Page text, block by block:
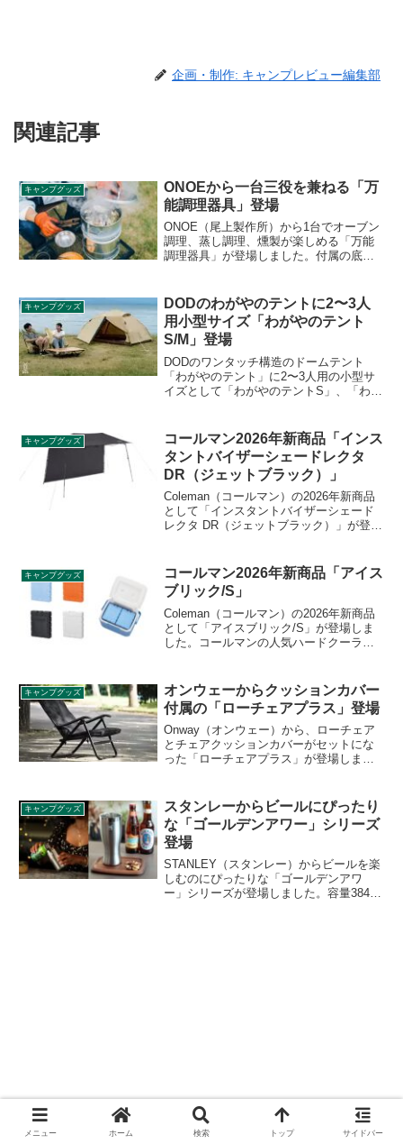
企画・制作: キャンプレビュー編集部
関連記事
キャンプグッズ
ONOEから一台三役を兼ねる「万
能調理器具」登場
ONOE（尾上製作所）から1台でオーブン
調理、蒸し調理、燻製が楽しめる「万能
調理器具」が登場しました。付属の底板
具です。詳細をレビューします。
キャンプグッズ
DODのわがやのテントに2〜3人
用小型サイズ「わがやのテント
S/M」登場
DODのワンタッチ構造のドームテント
「わがやのテント」に2〜3人用の小型サ
イズとして「わがやのテントS」、「わが
トL」として名称変更されます。詳細をレ
ビューします。
キャンプグッズ
コールマン2026年新商品「インス
タントバイザーシェードレクタ
DR（ジェットブラック）」
Coleman（コールマン）の2026年新商品
として「インスタントバイザーシェード
レクタ DR（ジェットブラック）」が登場
り、横一列に並びやすく、スポーツ観戦
やイベントに最適な横長タイプのシェー
ドです。詳細をレビューします。
キャンプグッズ
コールマン2026年新商品「アイス
ブリック/S」
Coleman（コールマン）の2026年新商品
として「アイスブリック/S」が登場しま
した。コールマンの人気ハードクーラー
です。カラフルな4色展開となります。詳
細をレビューします。
キャンプグッズ
オンウェーからクッションカバー
付属の「ローチェアプラス」登場
Onway（オンウェー）から、ローチェア
とチェアクッションカバーがセットにな
った「ローチェアプラス」が登場しまし
品の登場です。詳細をレビューします。
キャンプグッズ
スタンレーからビールにぴったり
な「ゴールデンアワー」シリーズ
登場
STANLEY（スタンレー）からビールを楽
しむのにぴったりな「ゴールデンアワ
ー」シリーズが登場しました。容量384ml
メニュー ホーム 検索 トップ サイドバー